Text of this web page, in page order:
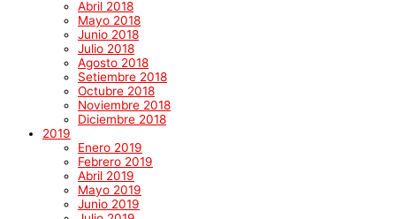
Abril 2018
Mayo 2018
Junio 2018
Julio 2018
Agosto 2018
Setiembre 2018
Octubre 2018
Noviembre 2018
Diciembre 2018
2019
Enero 2019
Febrero 2019
Abril 2019
Mayo 2019
Junio 2019